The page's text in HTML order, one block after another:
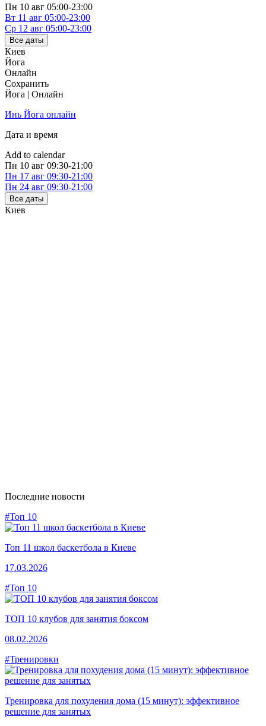
Пн 10 авг 05:00-23:00
Вт 11 авг 05:00-23:00
Ср 12 авг 05:00-23:00
Все даты
Киев
Йога
Онлайн
Сохранить
Йога | Онлайн
Инь Йога онлайн
Дата и время
Add to calendar
Пн 10 авг 09:30-21:00
Пн 17 авг 09:30-21:00
Пн 24 авг 09:30-21:00
Все даты
Киев
Последние новости
#Топ 10
Топ 11 школ баскетбола в Киеве
17.03.2026
#Топ 10
ТОП 10 клубов для занятия боксом
08.02.2026
#Тренировки
Тренировка для похудения дома (15 минут): эффективное
решение для занятых